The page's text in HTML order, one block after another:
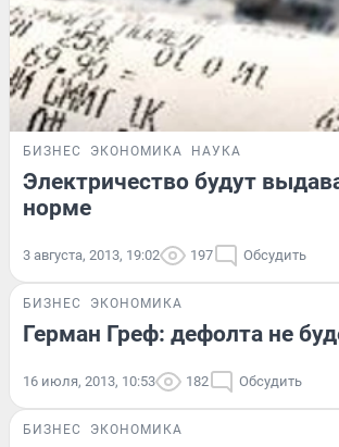
БИЗНЕС ЭКОНОМИКА НАУКА
Электричество будут
норме
3 августа, 2013, 19:02 197 Обсудить
БИЗНЕС ЭКОНОМИКА
Герман Греф: дефолта не
16 июля, 2013, 10:53 182 Обсудить
БИЗНЕС ЭКОНОМИКА